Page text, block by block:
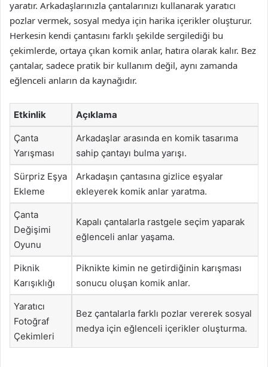
yaratır. Arkadaşlarınızla çantalarınızı kullanarak yaratıcı
pozlar vermek, sosyal medya için harika içerikler oluşturur.
Herkesin kendi çantasını farklı şekilde sergilediği bu
çekimlerde, ortaya çıkan komik anlar, hatıra olarak kalır. Bez
çantalar, sadece pratik bir kullanım değil, aynı zamanda
eğlenceli anların da kaynağıdır.
Etkinlik Açıklama
Çanta
Yarışması
Arkadaşlar arasında en komik tasarıma
sahip çantayı bulma yarışı.
Sürpriz Eşya
Ekleme
Arkadaşın çantasına gizlice eşyalar
ekleyerek komik anlar yaratma.
Çanta
Değişimi
Oyunu
Kapalı çantalarla rastgele seçim yaparak
eğlenceli anlar yaşama.
Piknik
Karışıklığı
Piknikte kimin ne getirdiğinin karışması
sonucu oluşan komik anlar.
Yaratıcı
Fotoğraf
Çekimleri
Bez çantalarla farklı pozlar vererek sosyal
medya için eğlenceli içerikler oluşturma.